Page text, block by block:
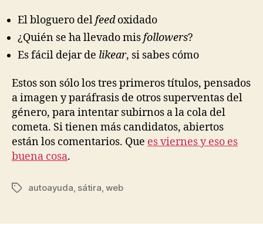
El bloguero delfeedoxidado
¿Quién se ha llevado misfollowers?
Es fácil dejar de likear, si sabes cómo
Estos son sólo los tres primeros títulos, pensados
a imagen y paráfrasis de otros superventas del
género, para intentar subirnos a la cola del
cometa. Si tienen más candidatos, abiertos
están los comentarios. Que es viernes y eso es
buena cosa.
Etiquetas
autoayuda sátira ,web